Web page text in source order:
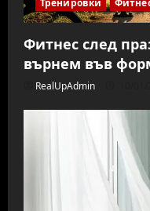
Тренировки
Фитнес след
върнем във
RealUpAdmin